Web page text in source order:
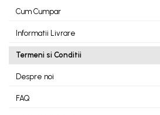
Cum Cumpar
Informatii Livrare
Termeni si Conditii
Despre noi
FAQ